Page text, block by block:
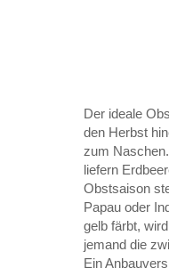
Der ideale
den Herbst
zum
liefern
Obstsaison
Papau oder
gelb färbt,
jemand die
Ein